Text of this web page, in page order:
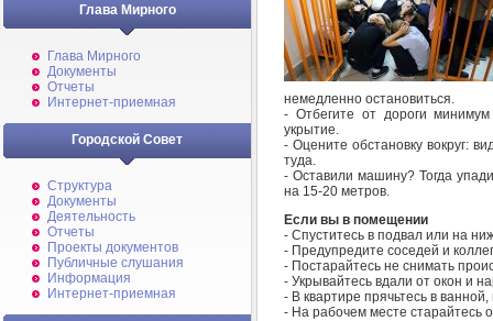
Глава Мирного
Глава Мирного
Документы
Отчеты
Интернет-приемная
Городской Совет
Структура
Документы
Деятельность
Отчеты
Проекты документов
Публичные слушания
Информация
Интернет-приемная
немедленно остановиться.
- Отбегите от дороги
укрытие.
- Оцените обстановку вокруг:
туда.
- Оставили машину? Тогда
на 15-20 метров.
Если вы в помещении
- Спуститесь в подвал или на
- Предупредите соседей и
- Постарайтесь не снимать
- Укрывайтесь вдали от окон и
- В квартире прячьтесь в
- На рабочем месте старайтесь